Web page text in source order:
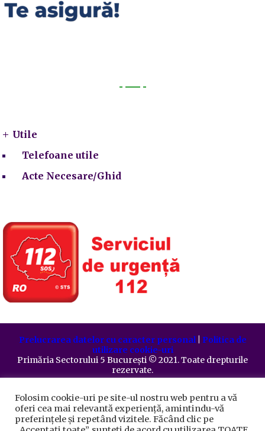
Utile
Telefoane utile
Acte Necesare/Ghid
Prelucrarea datelor cu caracter personal| Politica de
utilizare cookie-uri
Primăria Sectorului 5 București ©️ 2021. Toate drepturile
rezervate.
Folosim cookie-uri pe site-ul nostru web pentru a vă
oferi cea mai relevantă experiență, amintindu-vă
preferințele și repetând vizitele. Făcând clic pe